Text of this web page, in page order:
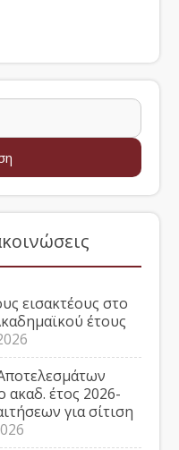
εισακτέους στο
έτους
ακαδ. έτος 2026-
για σίτιση